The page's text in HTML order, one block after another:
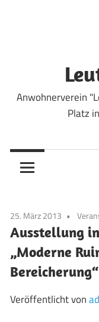
Anwohnerverein
Platz
25. März 2013
Ausstellung
„Moderne
Bereicherung“
Veröffentlicht von